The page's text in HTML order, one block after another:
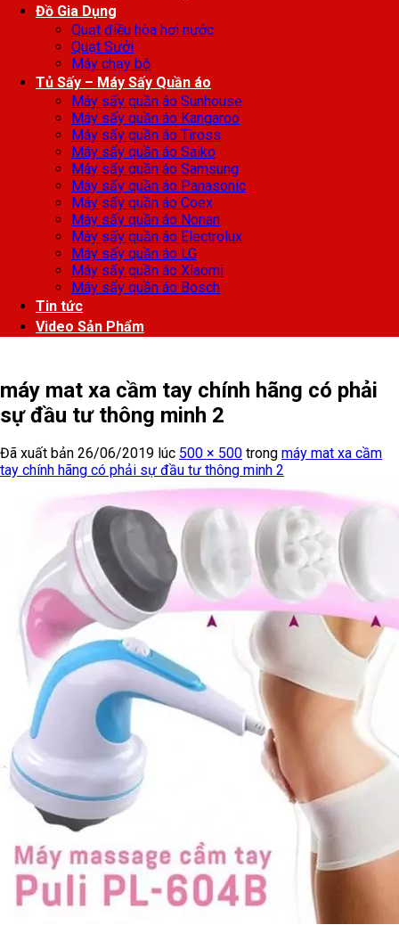
Đồ Gia Dụng
Quạt điều hòa hơi nước
Quạt Sưởi
Máy chạy bộ
Tủ Sấy – Máy Sấy Quần áo
Máy sấy quần áo Sunhouse
Máy sấy quần áo Kangaroo
Máy sấy quần áo Tiross
Máy sấy quần áo Saiko
Máy sấy quần áo Samsung
Máy sấy quần áo Panasonic
Máy sấy quần áo Coex
Máy sấy quần áo Nonan
Máy sấy quần áo Electrolux
Máy sấy quần áo LG
Máy sấy quần áo Xiaomi
Máy sấy quần áo Bosch
Tin tức
Video Sản Phẩm
máy mat xa cầm tay chính hãng có phải
sự đầu tư thông minh 2
Đã xuất bản 26/06/2019 lúc 500 × 500 trong máy mat xa cầm
tay chính hãng có phải sự đầu tư thông minh 2